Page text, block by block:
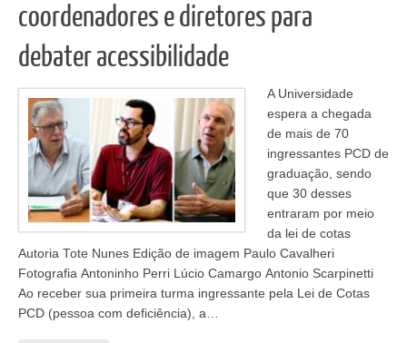
coordenadores e diretores para
debater acessibilidade
A Universidade
espera a chegada
de mais de 70
ingressantes PCD de
graduação, sendo
que 30 desses
entraram por meio
da lei de cotas
Autoria Tote Nunes Edição de imagem Paulo Cavalheri
Fotografia Antoninho Perri Lúcio Camargo Antonio Scarpinetti
Ao receber sua primeira turma ingressante pela Lei de Cotas
PCD (pessoa com deficiência), a…